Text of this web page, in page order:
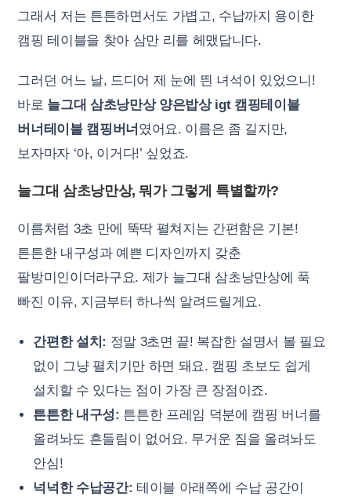
그래서 저는 튼튼하면서도 가볍고, 수납까지 용이한
캠핑 테이블을 찾아 삼만 리를 헤맸답니다.
그러던 어느 날, 드디어 제 눈에 띈 녀석이 있었으니!
바로 늘그대 삼초낭만상 양은밥상 igt 캠핑테이블
버너테이블 캠핑버너 였어요. 이름은 좀 길지만,
보자마자 ‘아, 이거다!’ 싶었죠.
늘그대 삼초낭만상, 뭐가 그렇게 특별할까?
이름처럼 3초 만에 뚝딱 펼쳐지는 간편함은 기본!
튼튼한 내구성과 예쁜 디자인까지 갖춘
팔방미인이더라구요. 제가 늘그대 삼초낭만상에 푹
빠진 이유, 지금부터 하나씩 알려드릴게요.
간편한 설치: 정말 3초면 끝! 복잡한 설명서 볼 필요
없이 그냥 펼치기만 하면 돼요. 캠핑 초보도 쉽게
설치할 수 있다는 점이 가장 큰 장점이죠.
튼튼한 내구성: 튼튼한 프레임 덕분에 캠핑 버너를
올려놔도 흔들림이 없어요. 무거운 짐을 올려놔도
안심!
넉넉한 수납공간: 테이블 아래쪽에 수납 공간이